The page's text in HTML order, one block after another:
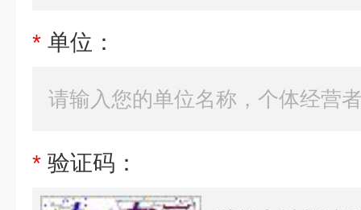
* 单位：
* 验证码：